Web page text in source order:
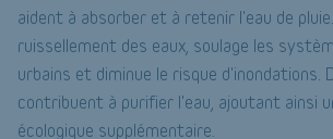
aident à absorber et à retenir l'eau de
ruissellement des eaux, soulage les
urbains et diminue le risque d'inondations.
contribuent à purifier l'eau, ajoutant ainsi
écologique supplémentaire.